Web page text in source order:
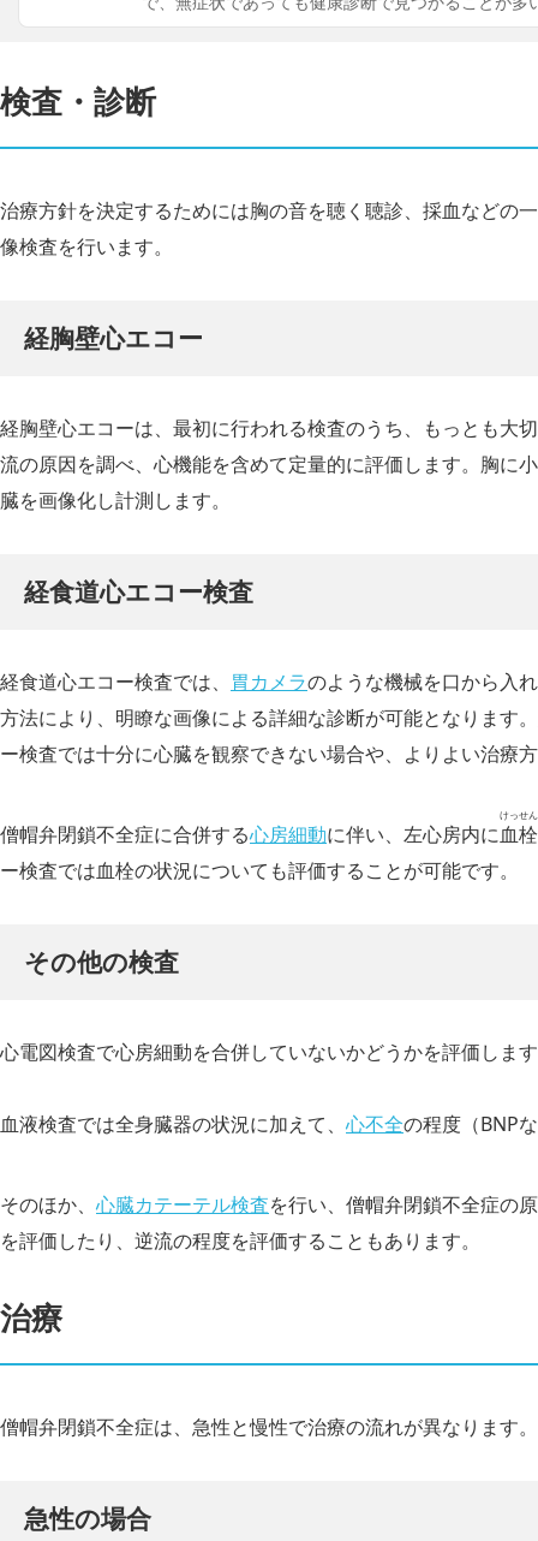
検査・診断
治療方針を決定するためには胸の音を聴く聴診、採血などの
像検査を行います。
経胸壁心エコー
経胸壁心エコーは、最初に行われる検査のうち、もっとも大
流の原因を調べ、心機能を含めて定量的に評価します。胸に
臓を画像化し計測します。
経食道心エコー検査
経食道心エコー検査では、 胃カメラのような機械を口から入
方法により、明瞭な画像による詳細な診断が可能となります
ー検査では十分に心臓を観察できない場合や、よりよい治療
僧帽弁閉鎖不全症に合併する心房細動に伴い、左心房内に血栓
けっせん
ー検査では血栓の状況についても評価することが可能です。
その他の検査
心電図検査で心房細動を合併していないかどうかを評価しま
血液検査では全身臓器の状況に加えて、 心不全の程度（BNP
そのほか、 心臓カテーテル検査を行い、僧帽弁閉鎖不全症の
を評価したり、逆流の程度を評価することもあります。
治療
僧帽弁閉鎖不全症は、急性と慢性で治療の流れが異なります。
急性の場合